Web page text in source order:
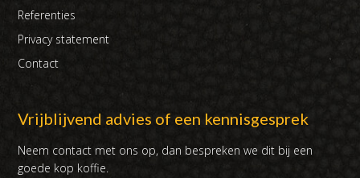
Referenties
Privacy statement
Contact
Vrijblijvend advies of een kennisgesprek
Neem contact met ons op, dan bespreken we dit bij een
goede kop koffie.